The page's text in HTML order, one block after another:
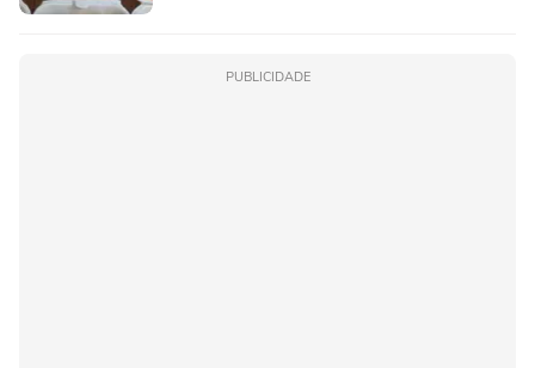
PUBLICIDADE